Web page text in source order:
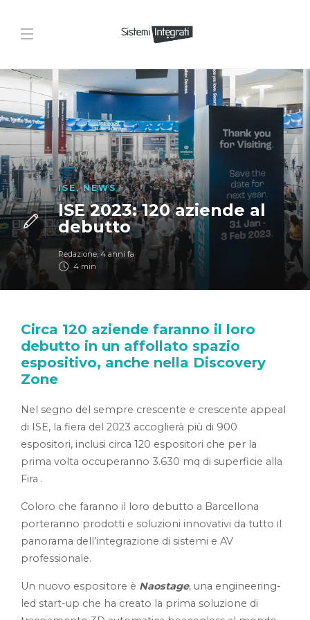
ISE,NEWS
ISE 2023: 120 aziende al
debutto
Redazione,4 anni fa
4 min
Circa 120 aziende faranno il loro
debutto in un affollato spazio
espositivo, anche nella Discovery
Zone
Nel segno del sempre crescente e crescente appeal
di ISE, la fiera del 2023 accoglierà più di 900
espositori, inclusi circa 120 espositori che per la
prima volta occuperanno 3.630 mq di superficie alla
Fira .
Coloro che faranno il loro debutto a Barcellona
porteranno prodotti e soluzioni innovativi da tutto il
panorama dell’integrazione di sistemi e AV
professionale.
Un nuovo espositore è Naostage, una engineering-
led start-up che ha creato la prima soluzione di